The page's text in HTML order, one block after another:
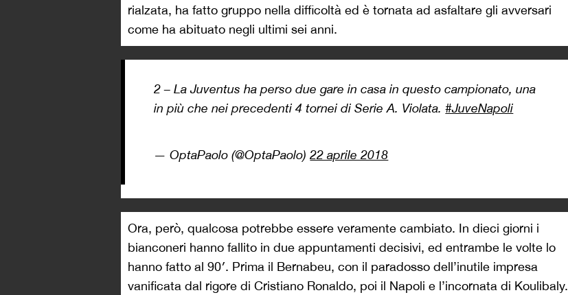
rialzata, ha fatto gruppo nella difficoltà ed è tornata ad asfaltare gli avversari
come ha abituato negli ultimi sei anni.
2 – La Juventus ha perso due gare in casa in questo campionato, una
in più che nei precedenti 4 tornei di Serie A. Violata.#JuveNapoli
— OptaPaolo (@OptaPaolo)22 aprile 2018
Ora, però, qualcosa potrebbe essere veramente cambiato. In dieci giorni i
bianconeri hanno fallito in due appuntamenti decisivi, ed entrambe le volte lo
hanno fatto al 90′. Prima il Bernabeu, con il paradosso dell’inutile impresa
vanificata dal rigore di Cristiano Ronaldo, poi il Napoli e l’incornata di Koulibaly.